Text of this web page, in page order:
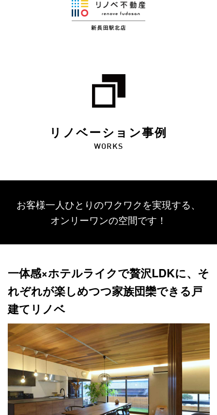
リノベーション事例
WORKS
お客様一人ひとりのワクワクを実現する、
オンリーワンの空間です！
一体感×ホテルライクで贅沢LDKに、そ
れぞれが楽しめつつ家族団欒できる戸
建てリノベ